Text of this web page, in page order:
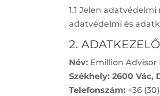
1.1 Jelen
adatvédelmi és
2.
Név: Emillion Advisor
Székhely:2600 Vác,
Telefonszám: +36